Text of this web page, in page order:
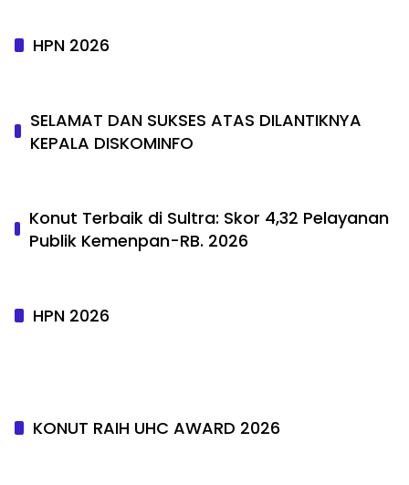
HPN 2026
SELAMAT DAN SUKSES ATAS DILANTIKNYA
KEPALA DISKOMINFO
Konut Terbaik di Sultra: Skor 4,32 Pelayanan
Publik Kemenpan-RB. 2026
HPN 2026
KONUT RAIH UHC AWARD 2026